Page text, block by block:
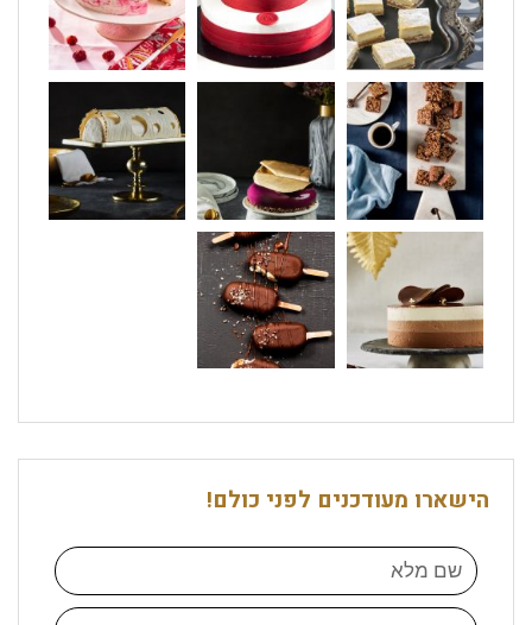
הישארו מעודכנים לפני כולם!